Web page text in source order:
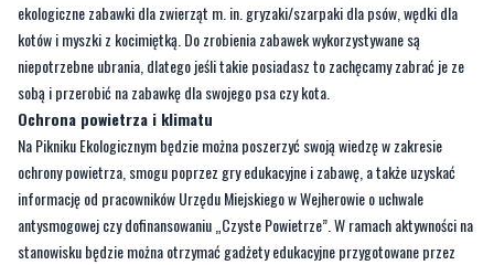
ekologiczne zabawki dla zwierząt m. in. gryzaki/szarpaki dla psów, wędki dla
kotów i myszki z kocimiętką. Do zrobienia zabawek wykorzystywane są
niepotrzebne ubrania, dlatego jeśli takie posiadasz to zachęcamy zabrać je ze
sobą i przerobić na zabawkę dla swojego psa czy kota.
Ochrona powietrza i klimatu
Na Pikniku Ekologicznym będzie można poszerzyć swoją wiedzę w zakresie
ochrony powietrza, smogu poprzez gry edukacyjne i zabawę, a także uzyskać
informację od pracowników Urzędu Miejskiego w Wejherowie o uchwale
antysmogowej czy dofinansowaniu „Czyste Powietrze”. W ramach aktywności na
stanowisku będzie można otrzymać gadżety edukacyjne przygotowane przez